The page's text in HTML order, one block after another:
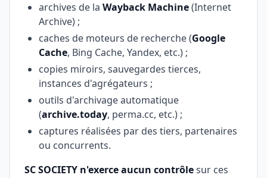
archives de la Wayback Machine(Internet
Archive) ;
caches de moteurs de recherche (Google
Cache, Bing Cache, Yandex, etc.) ;
copies miroirs, sauvegardes tierces,
instances d'agrégateurs ;
outils d'archivage automatique
(archive.today, perma.cc, etc.) ;
captures réalisées par des tiers, partenaires
ou concurrents.
SC SOCIETY n'exerce aucun contrôlesur ces